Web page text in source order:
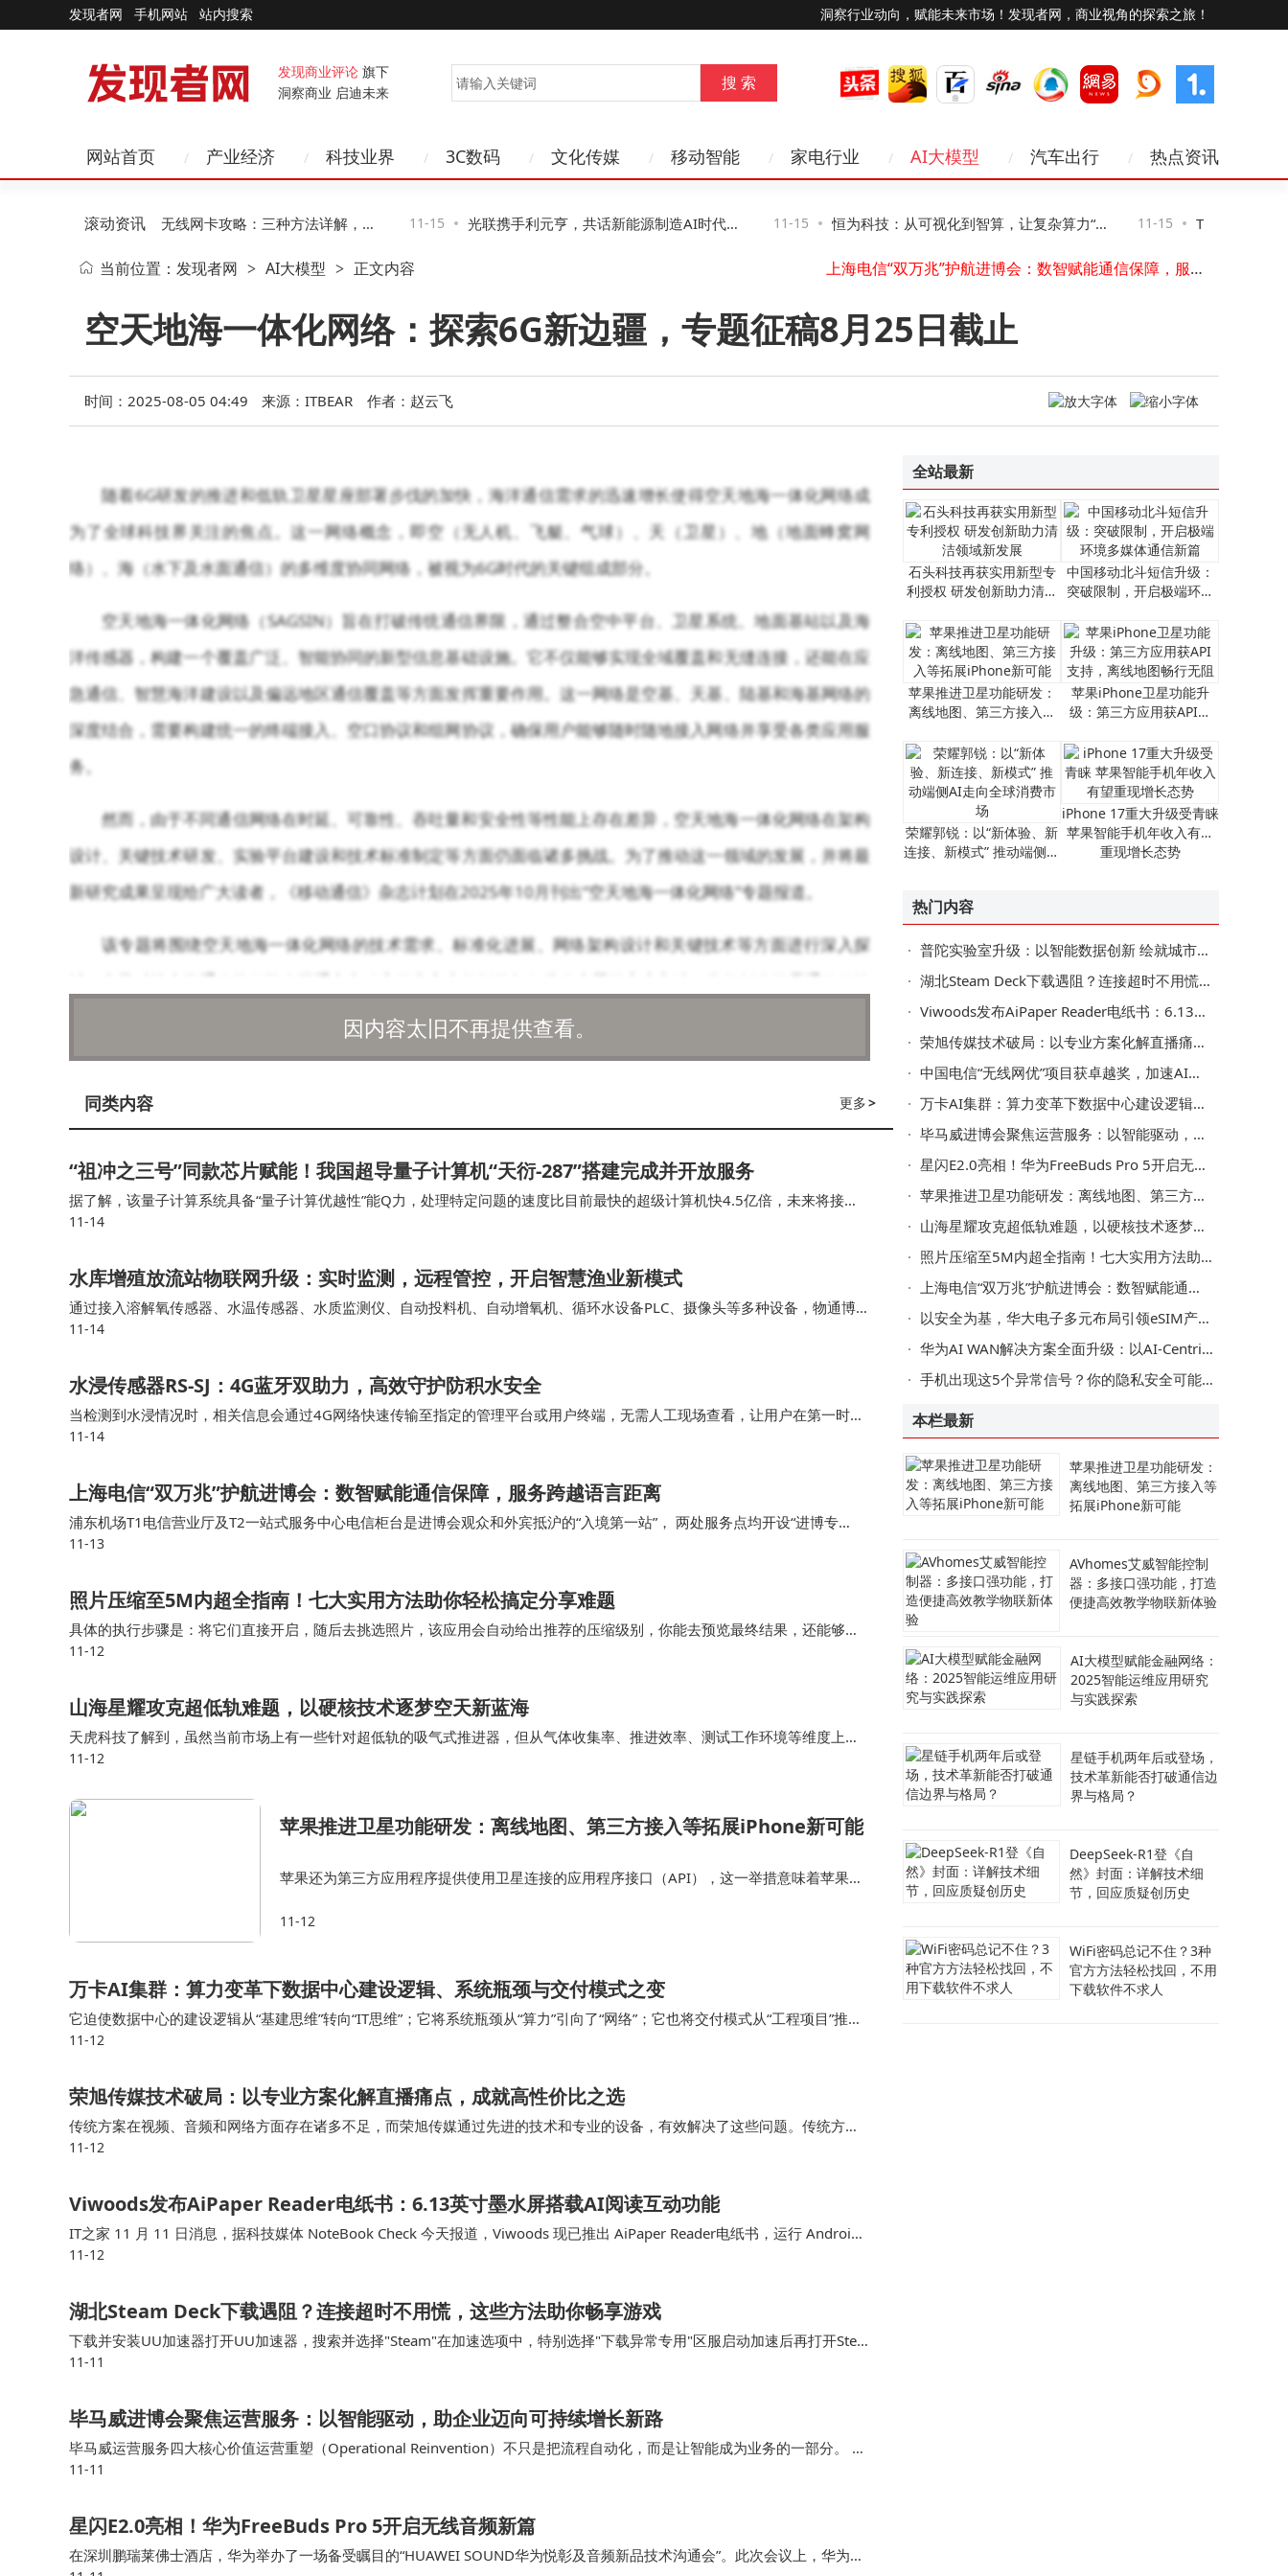
发现者网 手机网站 站内搜索 洞察行业动向，赋能未来市场！发现者网，商业视角的探索之旅！
发现商业评论旗下
洞察商业 启迪未来
网站首页 产业经济 科技业界 3C数码 文化传媒 移动智能 家电行业 AI大模型 汽车出行 热点资讯
滚动资讯
企业禁用无线网卡攻略：三种方法详解，第
二种助企业高效管控风险
11-15 光联携手利元亨，共话新能源制造AI时代网 11-15 恒为科技：从可视化到智算，让复杂算力“看
得见、管得住”
11-15 TLKS-PMG-TP
输电线路“体温”
Viwoods发布AiPaper Reader电纸书：6.13英寸墨水屏搭载AI阅读互动功能
水库增殖放流站物联网升级：实时监测，远程管控，开启智慧渔业新模式
上海电信“双万兆”护航进博会：数智赋能通信保障，服务跨越语言距离
山海星耀攻克超低轨难题，以硬核技术逐梦空天新蓝海
荣旭传媒技术破局：以专业方案化解直播痛点，成就高性价比之选
Viwoods发布AiPaper Reader电纸书：6.13英寸墨水屏搭载AI阅读互动功能
“祖冲之三号”同款芯片赋能！我国超导量子计算机“天衍-287”搭建完成并开放服务
当前位置： 发现者网 > AI大模型 > 正文内容
空天地海一体化网络：探索6G新边疆，专题征稿8月25日截止
时间：2025-08-05 04:49 来源：ITBEAR 作者：赵云飞
随着6G研发的推进和低轨卫星星座部署步伐的加快，海洋通信需求的迅速增长使得空天地海一体化网络成
为了全球科技界关注的焦点。这一网络概念，即空（无人机、飞艇、气球）、天（卫星）、地（地面蜂窝网
络）、海（水下及水面通信）的多维度协同网络，被视为6G时代的关键组成部分。
空天地海一体化网络（SAGSIN）旨在打破传统通信界限，通过整合空中平台、卫星系统、地面基站以及海
洋传感器，构建一个覆盖广泛、智能协同的新型信息基础设施。它不仅能够实现全域覆盖和无缝连接，还能在应
急通信、智慧海洋建设以及偏远地区通信覆盖等方面发挥重要作用。这一网络是空基、天基、陆基和海基网络的
深度结合，需要构建统一的终端接入、空口协议和组网协议，确保用户能够随时随地接入网络并享受各类应用服
务。
然而，由于不同通信网络在时延、可靠性、吞吐量和安全性等性能上存在差异，空天地海一体化网络在架构
设计、关键技术研发、实验平台建设和技术标准制定等方面仍面临诸多挑战。为了推动这一领域的发展，并将最
新研究成果呈现给广大读者，《移动通信》杂志计划在2025年10月刊出“空天地海一体化网络”专题报道。
该专题将围绕空天地海一体化网络的技术需求、标准化进展、网络架构设计和关键技术等方面进行深入探
讨。电子科技大学通信抗干扰全国重点实验室的朱立东教授将担任此次专题的客座主编。朱教授在卫星通信传输
与组网、天地一体化信息网络等领域有着丰富的研究经验，曾承担并完成60余项与卫星通信相关的项目，发表论
此次专题报道将涵盖多个研究方向，包括但不限于空天地海一体化网络的应用场景与技术需求、网络架构设
与切换机制、移动性管理、协同组网与路由算法、边缘计算与星上处理技术、通感一体化、安全隐私保护以及标
准化进展等。还将探讨海洋通信、应急救灾和航空航天等领域中空天地海一体化网络的应用前景。
欢迎相关领域的专家学者积极投稿，共同为空天地海一体化网络的发展贡献智慧与力量。这一专题报道将为
广大读者提供一个深入了解空天地海一体化网络最新研究成果和技术进展的平台，促进学术交流与合作，推动科
技创新与发展。
因内容太旧不再提供查看。
更多>
同类内容
“祖冲之三号”同款芯片赋能！我国超导量子计算机“天衍-287”搭建完成并开放服务
据了解，该量子计算系统具备“量子计算优越性”能Q力，处理特定问题的速度比目前最快的超级计算机快4.5亿倍，未来将接
入“天衍”量子计算云平台并首次面向全球开放应用服务，这也将是我国首个具备“量子计算优越性”的量…
11-14
水库增殖放流站物联网升级：实时监测，远程管控，开启智慧渔业新模式
通过接入溶解氧传感器、水温传感器、水质监测仪、自动投料机、自动增氧机、循环水设备PLC、摄像头等多种设备，物通博联
智能数采网关能够实时采集各个鱼池的水质、溶解氧、水温以及投料、增氧、循环水等设备状态，通过5…
11-14
水浸传感器RS-SJ：4G蓝牙双助力，高效守护防积水安全
当检测到水浸情况时，相关信息会通过4G网络快速传输至指定的管理平台或用户终端，无需人工现场查看，让用户在第一时间
知晓积水隐患，为及时采取排水、设备转移等应对措施争取时间，避免积水造成更大损失。 水浸传感器凭借…
11-14
上海电信“双万兆”护航进博会：数智赋能通信保障，服务跨越语言距离
浦东机场T1电信营业厅及T2一站式服务中心电信柜台是进博会观众和外宾抵沪的“入境第一站”， 两处服务点均开设“进博专
席”，为参展人员和往来旅客提供中英双语咨询、交通指引与爱心便民服务。未来，上海电信将持续夯…
11-13
照片压缩至5M内超全指南！七大实用方法助你轻松搞定分享难题
具体的执行步骤是：将它们直接开启，随后去挑选照片，该应用会自动给出推荐的压缩级别，你能去预览最终结果，还能够对
某些设置予以调整，比如把分辨率调低或者转换格式，借此令文件大小小于5MB，这对即时分享至社交媒体来…
11-12
山海星耀攻克超低轨难题，以硬核技术逐梦空天新蓝海
天虎科技了解到，虽然当前市场上有一些针对超低轨的吸气式推进器，但从气体收集率、推进效率、测试工作环境等维度上，
山海星耀的电推进器均具备一定优势。 蔡东升表示，目前该产品是商业航天公司首次实现了“高真空运行环…
11-12
苹果推进卫星功能研发：离线地图、第三方接入等拓展iPhone新可能
苹果还为第三方应用程序提供使用卫星连接的应用程序接口（API），这一举措意味着苹果允
一举措或许是苹果在卫星通信领域进一步…
11-12
万卡AI集群：算力变革下数据中心建设逻辑、系统瓶颈与交付模式之变
它迫使数据中心的建设逻辑从“基建思维”转向“IT思维”；它将系统瓶颈从“算力”引向了“网络”；它也将交付模式从“工程项目”推向
了“产品制造”。 当一个万卡集群被点亮时，它不再是一个被动容纳IT设备的“机房”…
11-12
荣旭传媒技术破局：以专业方案化解直播痛点，成就高性价比之选
传统方案在视频、音频和网络方面存在诸多不足，而荣旭传媒通过先进的技术和专业的设备，有效解决了这些问题。传统方案
的视频分辨率较低，画面不够清晰，而荣旭传媒的4K 超高清视频拍摄制作让画面质量有了质的提升；传统…
11-12
Viwoods发布AiPaper Reader电纸书：6.13英寸墨水屏搭载AI阅读互动功能
IT之家 11 月 11 日消息，据科技媒体 NoteBook Check 今天报道，Viwoods 现已推出 AiPaper Reader电纸书，运行 Android
16 操作系统，机身配备专用 AI …
11-12
湖北Steam Deck下载遇阻？连接超时不用慌，这些方法助你畅享游戏
下载并安装UU加速器打开UU加速器，搜索并选择"Steam"在加速选项中，特别选择"下载异常专用"区服启动加速后再打开Stea
m Deck进行下载许多湖北用户反馈，使用这种方式后，原本停滞的下载进度条重新开…
11-11
毕马威进博会聚焦运营服务：以智能驱动，助企业迈向可持续增长新路
毕马威运营服务四大核心价值运营重塑（Operational Reinvention）不只是把流程自动化，而是让智能成为业务的一部分。 在
复杂监管中确保透明与合规在多业务场景中提升客户体验与决策质量在跨职能协作…
11-11
星闪E2.0亮相！华为FreeBuds Pro 5开启无线音频新篇
在深圳鹏瑞莱佛士酒店，华为举办了一场备受瞩目的“HUAWEI SOUND华为悦彰及音频新品技术沟通会”。此次会议上，华为低
全站最新
石头科技再获实用新型专
利授权 研发创新助力清洁
中国移动北斗短信升级：
突破限制，开启极端环境
苹果推进卫星功能研发：
离线地图、第三方接入等
​苹果iPhone卫星功能升
级：第三方应用获API支
荣耀郭锐：以“新体验、新
连接、新模式” 推动端侧AI
iPhone 17重大升级受青睐
苹果智能手机年收入有望
重现增长态势
热门内容
普陀实验室升级：以智能数据创新 绘就城市治理新图景
湖北Steam Deck下载遇阻？连接超时不用慌，这些方法助你畅享游戏
Viwoods发布AiPaper Reader电纸书：6.13英寸墨水屏搭载AI阅读互动功能
荣旭传媒技术破局：以专业方案化解直播痛点，成就高性价比之选
中国电信“无线网优”项目获卓越奖，加速AI核心场景规模化应用
万卡AI集群：算力变革下数据中心建设逻辑、系统瓶颈与交付模式之变
毕马威进博会聚焦运营服务：以智能驱动，助企业迈向可持续增长新路
星闪E2.0亮相！华为FreeBuds Pro 5开启无线音频新篇
苹果推进卫星功能研发：离线地图、第三方接入等拓展iPhone新可能
山海星耀攻克超低轨难题，以硬核技术逐梦空天新蓝海
照片压缩至5M内超全指南！七大实用方法助你轻松搞定分享难题
上海电信“双万兆”护航进博会：数智赋能通信保障，服务跨越语言距离
以安全为基，华大电子多元布局引领eSIM产业迈向新高度
华为AI WAN解决方案全面升级：以AI-Centric助力运营商迈向Net5.5G R2智能新阶段
手机出现这5个异常信号？你的隐私安全可能受威胁，速查应对措施
本栏最新
苹果推进卫星功能研发：
离线地图、第三方接入等
拓展iPhone新可能
AVhomes艾威智能控制
器：多接口强功能，打造
便捷高效教学物联新体验
AI大模型赋能金融网络：
2025智能运维应用研究
与实践探索
星链手机两年后或登场，
技术革新能否打破通信边
界与格局？
DeepSeek-R1登《自
然》封面：详解技术细
节，回应质疑创历史
WiFi密码总记不住？3种
官方方法轻松找回，不用
下载软件不求人